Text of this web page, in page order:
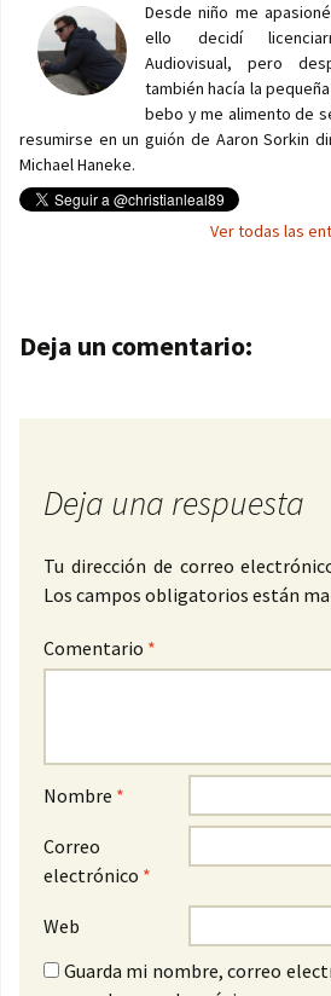
Desde niño me
ello decidí
Audiovisual, pero
también hacía la
bebo y me alimento de
resumirse en un guión de Aaron Sorkin
Michael Haneke.
Ver todas las
Navegación de
Deja un comentario:
Deja una respuesta
Tu dirección de correo
Los campos obligatorios están
Comentario *
Nombre *
Correo
electrónico *
Web
Guarda mi nombre, correo